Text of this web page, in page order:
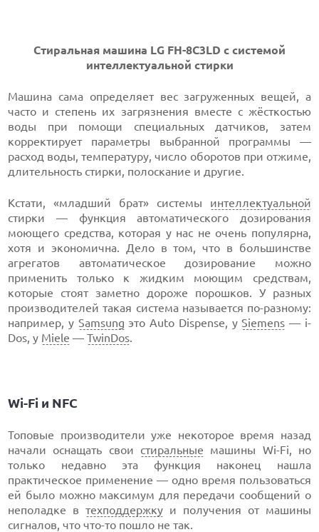
Стиральная машина LG FH-8C3LD с системой
интеллектуальной стирки
Машина сама определяет вес загруженных вещей, а
часто и степень их загрязнения вместе с жёсткостью
воды при помощи специальных датчиков, затем
корректирует параметры выбранной программы —
расход воды, температуру, число оборотов при отжиме,
длительность стирки, полоскание и другие.
Кстати, «младший брат» системы интеллектуальной
стирки — функция автоматического дозирования
моющего средства, которая у нас не очень популярна,
хотя и экономична. Дело в том, что в большинстве
агрегатов автоматическое дозирование можно
применить только к жидким моющим средствам,
которые стоят заметно дороже порошков. У разных
производителей такая система называется по-разному:
например, у Samsung это Auto Dispense, уSiemens — i-
Dos, у Miele —TwinDos
Wi-Fi и NFC
Топовые производители уже некоторое время назад
начали оснащать свои стиральные машины Wi-Fi, но
только недавно эта функция наконец нашла
практическое применение — одно время пользоваться
ей было можно максимум для передачи сообщений о
неполадке втехподдержку и получения от машины
сигналов, что что-то пошло не так.